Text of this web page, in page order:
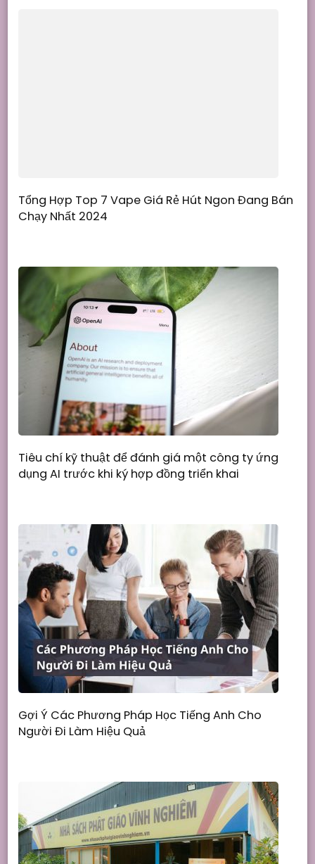
Tổng Hợp Top 7 Vape Giá Rẻ Hút Ngon Đang Bán
Chạy Nhất 2024
Tiêu chí kỹ thuật để đánh giá một công ty ứng
dụng AI trước khi ký hợp đồng triển khai
Gợi Ý Các Phương Pháp Học Tiếng Anh Cho
Người Đi Làm Hiệu Quả